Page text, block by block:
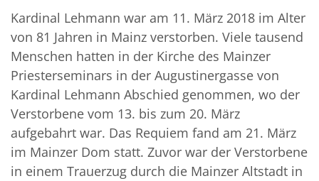
Kardinal Lehmann war am 11. März 2018 im Alter
von 81 Jahren in Mainz verstorben. Viele tausend
Menschen hatten in der Kirche des Mainzer
Priesterseminars in der Augustinergasse von
Kardinal Lehmann Abschied genommen, wo der
Verstorbene vom 13. bis zum 20. März
aufgebahrt war. Das Requiem fand am 21. März
im Mainzer Dom statt. Zuvor war der Verstorbene
in einem Trauerzug durch die Mainzer Altstadt in